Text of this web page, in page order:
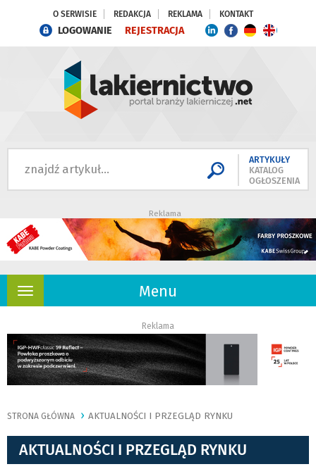
O SERWISIE REDAKCJA REKLAMA KONTAKT
LOGOWANIE REJESTRACJA
ARTYKUŁY
KATALOG
OGŁOSZENIA
Reklama
Menu
Rozwiń
Reklama
STRONA GŁÓWNA AKTUALNOŚCI I PRZEGLĄD RYNKU
AKTUALNOŚCI I PRZEGLĄD RYNKU